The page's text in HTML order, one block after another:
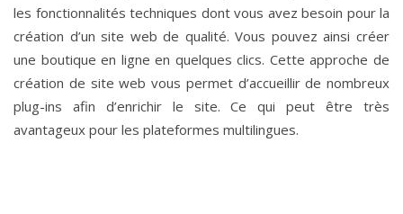
les fonctionnalités techniques dont vous avez besoin pour la
création d’un site web de qualité. Vous pouvez ainsi créer
une boutique en ligne en quelques clics. Cette approche de
création de site web vous permet d’accueillir de nombreux
plug-ins afin d’enrichir le site. Ce qui peut être très
avantageux pour les plateformes multilingues.